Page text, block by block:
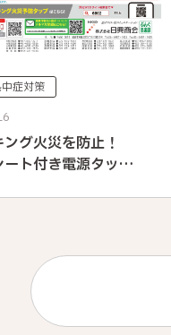
症対策
グ火災を防止！
ト付き電源タッ